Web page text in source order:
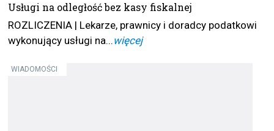
Usługi na odległość bez kasy fiskalnej
ROZLICZENIA | Lekarze, prawnicy i doradcy podatkowi
wykonujący usługi na...więcej